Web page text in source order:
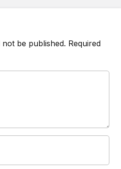
be published. Required